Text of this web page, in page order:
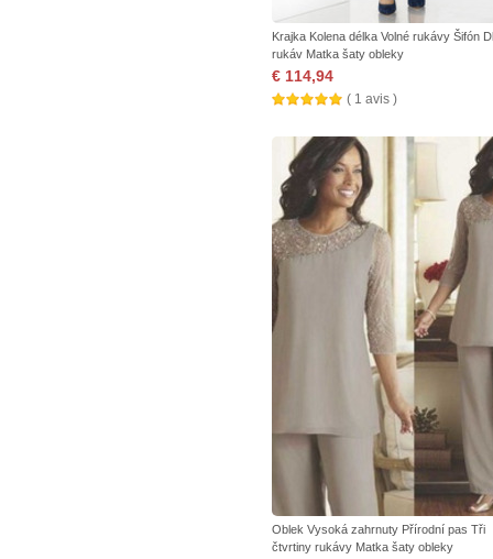
Krajka Kolena délka Volné rukávy Šifón
rukáv Matka šaty obleky
€ 114,94
( 1 avis )
Oblek Vysoká zahrnuty Přírodní pas Tři
čtvrtiny rukávy Matka šaty obleky